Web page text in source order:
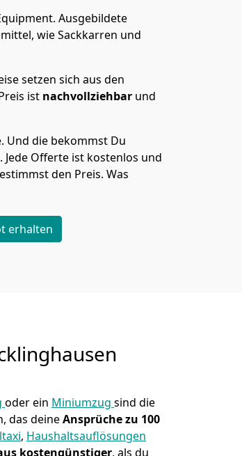
Ausgebildete
wie Sackkarren und
setzen sich aus den
ist nachvollziehbar und
Und die bekommst Du
Offerte ist kostenlos und
den Preis. Was
erhalten
oder ein Miniumzug sind die
das deineAnsprüche zu 100
, Haushaltsauflösungen
kostengünstiger, als du